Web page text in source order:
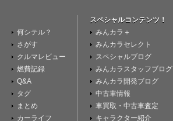
何シテル？
さがす
クルマレビュー
燃費記録
Q&A
タグ
まとめ
カーライフ
スペシャルコンテンツ！
みんカラ＋
みんカラセレクト
スペシャルブログ
みんカラスタッフブログ
みんカラ開発ブログ
中古車情報
車買取・中古車査定
キャラクター紹介